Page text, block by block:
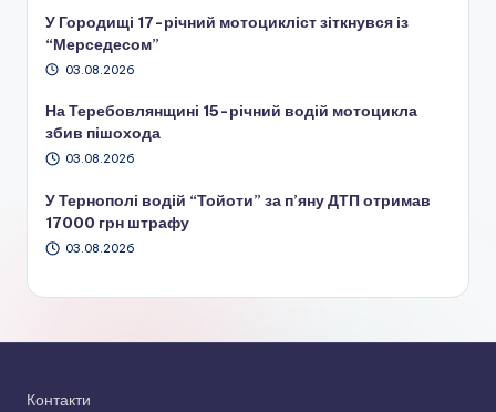
У Городищі 17-річний мотоцикліст зіткнувся із
“Мерседесом”
03.08.2026
На Теребовлянщині 15-річний водій мотоцикла
збив пішохода
03.08.2026
У Тернополі водій “Тойоти” за п’яну ДТП отримав
17000 грн штрафу
03.08.2026
Контакти